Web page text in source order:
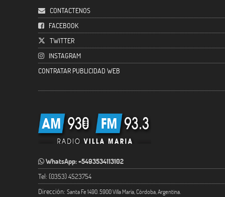
CONTACTENOS
FACEBOOK
TWITTER
INSTAGRAM
CONTRATAR PUBLICIDAD WEB
WhatsApp: +5493534113102
Tel: (0353) 4523754
Dirección: Santa Fe 1490. 5900 Villa María, Córdoba, Argentina.